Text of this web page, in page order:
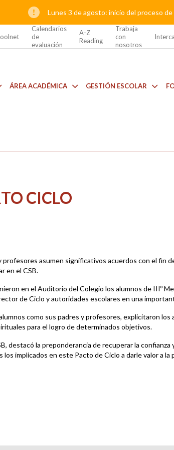
Lunes 3 de agosto: inicio del proceso
Calendarios
de
evaluación
A-Z
Reading
Trabaja
con
nosotros
ÁREA ACADÉMICA GESTIÓN ESCOLAR
CICLO
profesores asumen significativos acuerdos con el fin
en el CSB.
en el Auditorio del Colegio los alumnos de IIIº
de Ciclo y autoridades escolares en una
como sus padres y profesores, explicitaron los
para el logro de determinados objetivos.
destacó la preponderancia de recuperar la confianza
implicados en este Pacto de Ciclo a darle valor a la